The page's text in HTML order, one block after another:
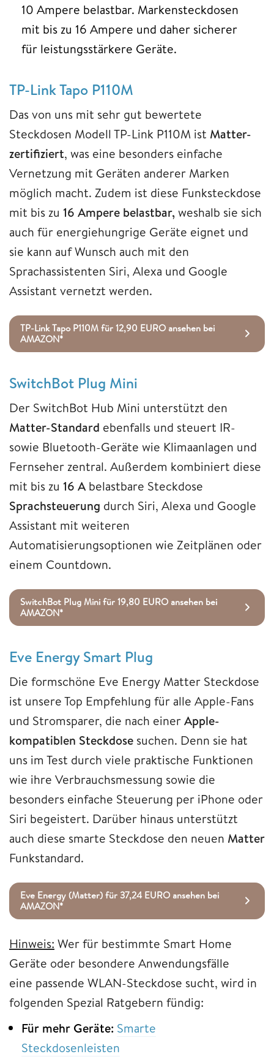
10 Ampere belastbar. Markensteckdosen
mit bis zu 16 Ampere und daher sicherer
für leistungsstärkere Geräte.
TP-Link Tapo P110M
Das von uns mit sehr gut bewertete
Steckdosen Modell TP-Link P110M ist Matter-
zertifiziert, was eine besonders einfache
Vernetzung mit Geräten anderer Marken
möglich macht. Zudem ist diese Funksteckdose
mit bis zu 16 Ampere belastbar,weshalb sie sich
auch für energiehungrige Geräte eignet und
sie kann auf Wunsch auch mit den
Sprachassistenten Siri, Alexa und Google
Assistant vernetzt werden.
TP-Link Tapo P110M für 12,90 EURO ansehen bei
AMAZON*
SwitchBot Plug Mini
Der SwitchBot Hub Mini unterstützt den
Matter-Standard ebenfalls und steuert IR-
sowie Bluetooth-Geräte wie Klimaanlagen und
Fernseher zentral. Außerdem kombiniert diese
mit bis zu 16 Abelastbare Steckdose
Sprachsteuerung durch Siri, Alexa und Google
Assistant mit weiteren
Automatisierungsoptionen wie Zeitplänen oder
einem Countdown.
SwitchBot Plug Mini für 19,80 EURO ansehen bei
AMAZON*
Eve Energy Smart Plug
Die formschöne Eve Energy Matter Steckdose
ist unsere Top Empfehlung für alle Apple-Fans
und Stromsparer, die nach einerApple-
kompatiblen Steckdose suchen. Denn sie hat
uns im Test durch viele praktische Funktionen
wie ihre Verbrauchsmessung sowie die
besonders einfache Steuerung per iPhone oder
Siri begeistert. Darüber hinaus unterstützt
auch diese smarte Steckdose den neuen Matter
Funkstandard.
Eve Energy (Matter) für 37,24 EURO ansehen bei
AMAZON*
Hinweis: Wer für bestimmte Smart Home
Geräte oder besondere Anwendungsfälle
eine passende WLAN-Steckdose sucht, wird in
folgenden Spezial Ratgebern fündig:
Für mehr Geräte: Smarte
Steckdosenleisten